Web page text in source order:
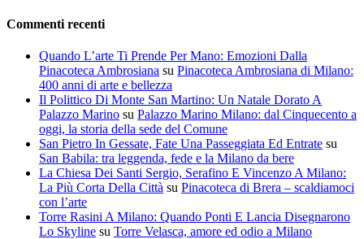
Commenti recenti
Quando L’arte Ti Prende Per Mano: Emozioni Dalla
Pinacoteca Ambrosiana su Pinacoteca Ambrosiana di Milano:
400 anni di arte e bellezza
Il Polittico Di Monte San Martino: Un Natale Dorato A
Palazzo Marino su Palazzo Marino Milano: dal Cinquecento a
oggi, la storia della sede del Comune
San Pietro In Gessate, Fate Una Passeggiata Ed Entrate su
San Babila: tra leggenda, fede e la Milano da bere
La Chiesa Dei Santi Sergio, Serafino E Vincenzo A Milano:
La Più Corta Della Città su Pinacoteca di Brera – scaldiamoci
con l’arte
Torre Rasini A Milano: Quando Ponti E Lancia Disegnarono
Lo Skyline su Torre Velasca, amore ed odio a Milano